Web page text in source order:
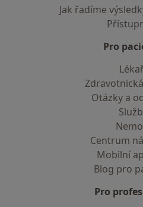
Jak řadíme
Pro
Otázky a
Centrum
Mobilní
Blog pro
Pro